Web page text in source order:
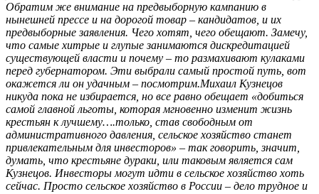
Обратим же внимание на предвыборную кампанию в
нынешней прессе и на дорогой товар – кандидатов, и их
предвыборные заявления. Чего хотят, чего обещают. Замечу,
что самые хитрые и глупые занимаются дискредитацией
существующей власти и почему – то размахивают кулаками
перед губернатором. Эти выбрали самый простой путь, вот
окажется ли он удачным – посмотрим.Михаил Кузнецов
никуда пока не избирается, но все равно обещает «добиться
самой главной льготы, которая мгновенно изменит жизнь
крестьян к лучшему….только, став свободным от
административного давления, сельское хозяйство станет
привлекательным для инвесторов» – так говорить, значит,
думать, что крестьяне дураки, или таковым является сам
Кузнецов. Инвесторы могут идти в сельское хозяйство хоть
сейчас. Просто сельское хозяйство в России – дело трудное и